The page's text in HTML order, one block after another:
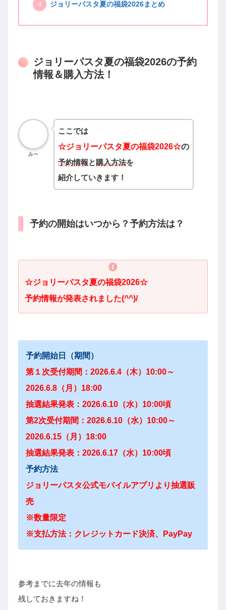
ジョリーパスタ夏の福袋2026まとめ
ジョリーパスタ夏の福袋2026の予約
情報＆購入方法！
みー
ここでは
☆ジョリーパスタ夏の福袋2026☆の
予約情報と購入方法を
紹介していきます！
予約の開始はいつから？予約方法は？
☆ジョリーパスタ夏の福袋2026☆
予約情報が発表されました(^^)/
予約開始日（期間）
第１次受付期間：2026.6.4（木）10:00～
2026.6.8（月）18:00
抽選結果発表：2026.6.10（水）10:00頃
第2次受付期間：2026.6.10（水）10:00～
2026.6.15（月）18:00
抽選結果発表：2026.6.17（水）10:00頃
予約方法
ジョリーパスタ公式モバイルアプリより抽選販
売
※数量限定
※支払方法：クレジットカード決済、PayPay
参考までに去年の情報も
残しておきますね！